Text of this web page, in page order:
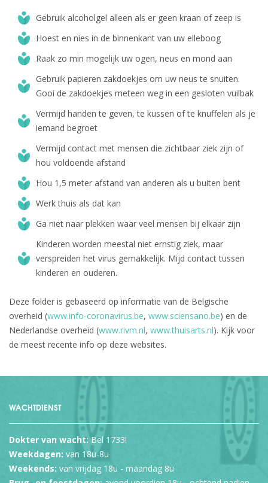
Gebruik alcoholgel alleen als er geen kraan of zeep is
Hoest en nies in de binnenkant van uw elleboog
Raak zo min mogelijk uw ogen, neus en mond aan
Gebruik papieren zakdoekjes om uw neus te snuiten.
Gooi de zakdoekjes meteen weg in een gesloten vuilbak
Vermijd handen te geven, te kussen of te knuffelen als je
iemand begroet
Vermijd contact met mensen die zichtbaar ziek zijn of
hou voldoende afstand
Hou 1,5 meter afstand van anderen als u buiten bent
Werk thuis als dat kan
Ga niet naar plekken waar veel mensen bij elkaar zijn
Kinderen worden meestal niet ernstig ziek, maar
verspreiden het virus gemakkelijk. Mijd contact tussen
kinderen en ouderen.
Deze folder is gebaseerd op informatie van de Belgische
overheid (www.info-coronavirus.be, www.sciensano.be) en de
Nederlandse overheid (www.rivm.nl, www.thuisarts.nl). Kijk voor
de meest recente info op deze websites.
WACHTDIENST
Dokter van wacht:Bel 1733!
Weekdagen: van 18u-8u
Weekends: van vrijdag 18u - maandag 8u